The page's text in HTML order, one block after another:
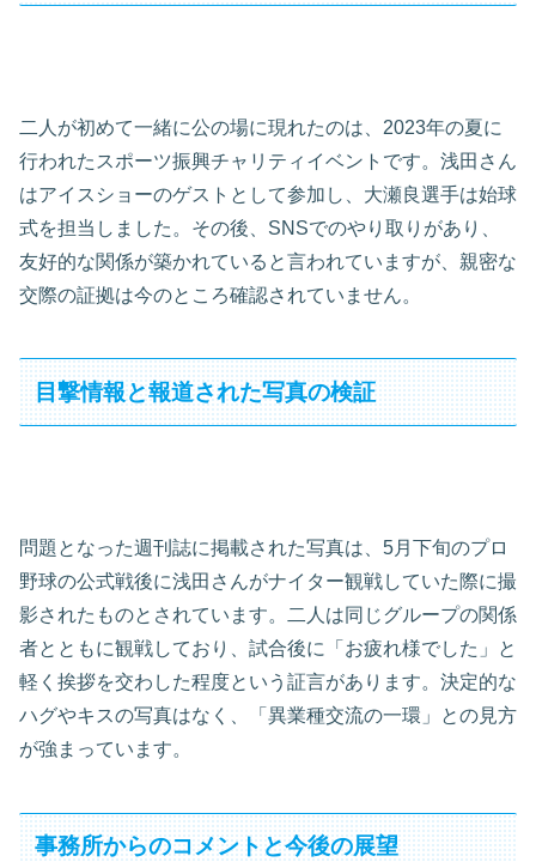
二人が初めて一緒に公の場に現れたのは、2023年の夏に
行われたスポーツ振興チャリティイベントです。浅田さん
はアイスショーのゲストとして参加し、大瀬良選手は始球
式を担当しました。その後、SNSでのやり取りがあり、
友好的な関係が築かれていると言われていますが、親密な
交際の証拠は今のところ確認されていません。
目撃情報と報道された写真の検証
問題となった週刊誌に掲載された写真は、5月下旬のプロ
野球の公式戦後に浅田さんがナイター観戦していた際に撮
影されたものとされています。二人は同じグループの関係
者とともに観戦しており、試合後に「お疲れ様でした」と
軽く挨拶を交わした程度という証言があります。決定的な
ハグやキスの写真はなく、「異業種交流の一環」との見方
が強まっています。
事務所からのコメントと今後の展望